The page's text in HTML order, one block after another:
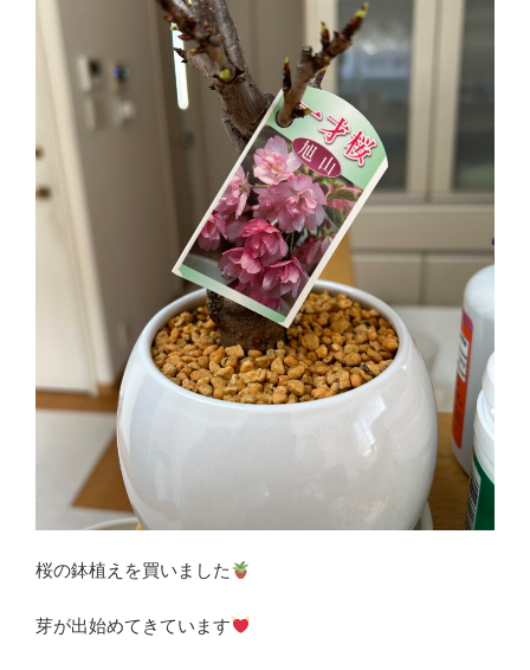
桜の鉢植えを買いました
芽が出始めてきています